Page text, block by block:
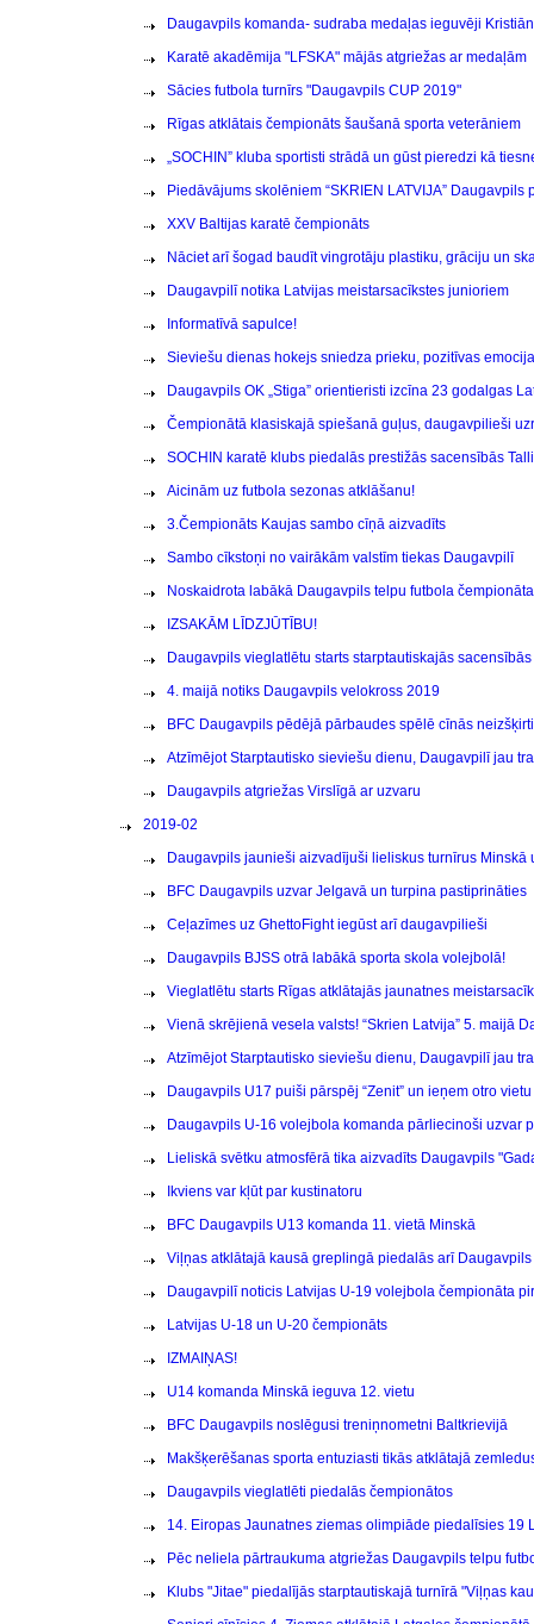
Daugavpils komanda- sudraba medaļas ieguvēji
Karatē akadēmija "LFSKA" mājās atgriežas ar medaļām
Sācies futbola turnīrs "Daugavpils CUP 2019"
Rīgas atklātais čempionāts šaušanā sporta veterāniem
„SOCHIN” kluba sportisti strādā un gūst pieredzi kā
Piedāvājums skolēniem “SKRIEN LATVIJA” Daugavpils
XXV Baltijas karatē čempionāts
Nāciet arī šogad baudīt vingrotāju plastiku, grāciju un
Daugavpilī notika Latvijas meistarsacīkstes junioriem
Informatīvā sapulce!
Sieviešu dienas hokejs sniedza prieku, pozitīvas
Daugavpils OK „Stiga” orientieristi izcīna 23 godalgas
Čempionātā klasiskajā spiešanā guļus, daugavpilieši
SOCHIN karatē klubs piedalās prestižās sacensībās
Aicinām uz futbola sezonas atklāšanu!
3.Čempionāts Kaujas sambo cīņā aizvadīts
Sambo cīkstoņi no vairākām valstīm tiekas Daugavpilī
Noskaidrota labākā Daugavpils telpu futbola
IZSAKĀM LĪDZJŪTĪBU!
Daugavpils vieglatlētu starts starptautiskajās
4. maijā notiks Daugavpils velokross 2019
BFC Daugavpils pēdējā pārbaudes spēlē cīnās neizšķirti
Atzīmējot Starptautisko sieviešu dienu, Daugavpilī jau
Daugavpils atgriežas Virslīgā ar uzvaru
2019-02
Daugavpils jaunieši aizvadījuši lieliskus turnīrus Minskā
BFC Daugavpils uzvar Jelgavā un turpina pastiprināties
Ceļazīmes uz GhettoFight iegūst arī daugavpilieši
Daugavpils BJSS otrā labākā sporta skola volejbolā!
Vieglatlētu starts Rīgas atklātajās jaunatnes
Vienā skrējienā vesela valsts! “Skrien Latvija” 5. maijā
Atzīmējot Starptautisko sieviešu dienu, Daugavpilī jau
Daugavpils U17 puiši pārspēj “Zenit” un ieņem otro vietu
Daugavpils U-16 volejbola komanda pārliecinoši uzvar
Lieliskā svētku atmosfērā tika aizvadīts Daugavpils
Ikviens var kļūt par kustinatoru
BFC Daugavpils U13 komanda 11. vietā Minskā
Viļņas atklātajā kausā greplingā piedalās arī
Daugavpilī noticis Latvijas U-19 volejbola čempionāta
Latvijas U-18 un U-20 čempionāts
IZMAIŅAS!
U14 komanda Minskā ieguva 12. vietu
BFC Daugavpils noslēgusi treniņnometni Baltkrievijā
Makšķerēšanas sporta entuziasti tikās atklātajā
Daugavpils vieglatlēti piedalās čempionātos
14. Eiropas Jaunatnes ziemas olimpiāde piedalīsies
Pēc neliela pārtraukuma atgriežas Daugavpils telpu
Klubs "Jitae" piedalījās starptautiskajā turnīrā "Viļņas